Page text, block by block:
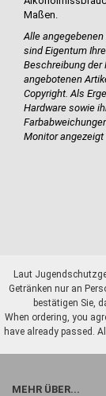
Maßen.
Alle
sind Eigentum
Beschreibung der
angebotenen
Copyright. Als
Hardware sowie
Monitor angezeigt
Laut
Getränken nur an
bestätigen Sie,
When ordering, you
have already passed.
MEHR ÜBER...